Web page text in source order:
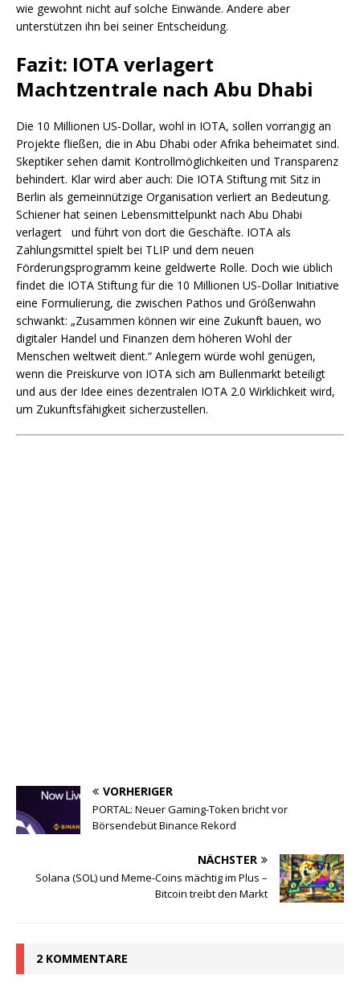
wie gewohnt nicht auf solche Einwände. Andere aber
unterstützen ihn bei seiner Entscheidung.
Fazit: IOTA verlagert
Machtzentrale nach Abu Dhabi
Die 10 Millionen US-Dollar, wohl in IOTA, sollen vorrangig an
Projekte fließen, die in Abu Dhabi oder Afrika beheimatet sind.
Skeptiker sehen damit Kontrollmöglichkeiten und Transparenz
behindert. Klar wird aber auch: Die IOTA Stiftung mit Sitz in
Berlin als gemeinnützige Organisation verliert an Bedeutung.
Schiener hat seinen Lebensmittelpunkt nach Abu Dhabi
verlagert und führt von dort die Geschäfte. IOTA als
Zahlungsmittel spielt bei TLIP und dem neuen
Förderungsprogramm keine geldwerte Rolle. Doch wie üblich
findet die IOTA Stiftung für die 10 Millionen US-Dollar Initiative
eine Formulierung, die zwischen Pathos und Größenwahn
schwankt: „Zusammen können wir eine Zukunft bauen, wo
digitaler Handel und Finanzen dem höheren Wohl der
Menschen weltweit dient.“ Anlegern würde wohl genügen,
wenn die Preiskurve von IOTA sich am Bullenmarkt beteiligt
und aus der Idee eines dezentralen IOTA 2.0 Wirklichkeit wird,
um Zukunftsfähigkeit sicherzustellen.
VORHERIGER
PORTAL: Neuer Gaming-Token bricht vor
Börsendebüt Binance Rekord
NÄCHSTER
Solana (SOL) und Meme-Coins mächtig im Plus –
Bitcoin treibt den Markt
2 KOMMENTARE